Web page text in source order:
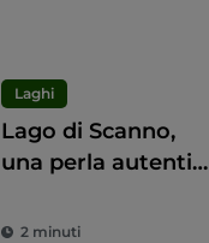
Laghi
Lago di Scanno,
una perla autentica
sportivi
2 minuti